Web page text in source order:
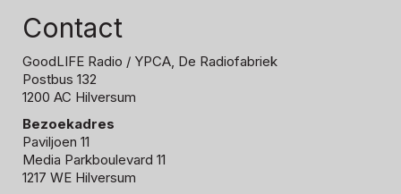
Contact
GoodLIFE Radio / YPCA, De Radiofabriek
Postbus 132
1200 AC Hilversum
Bezoekadres
Paviljoen 11
Media Parkboulevard 11
1217 WE Hilversum